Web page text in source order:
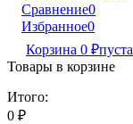
Сравнение0
Избранное0
Корзина 0 ₽пуста
Товары в корзине
Итого:
0 ₽